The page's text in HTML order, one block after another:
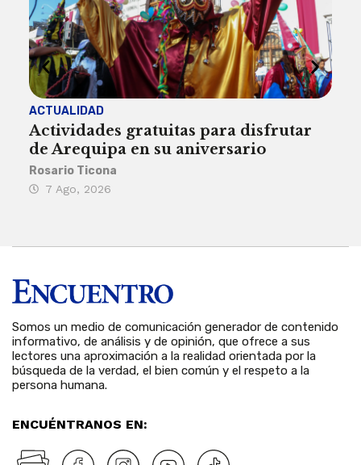
ACTUALIDAD
Actividades gratuitas para disfrutar
de Arequipa en su aniversario
Rosario Ticona
7 Ago, 2026
Somos un medio de comunicación generador de contenido
informativo, de análisis y de opinión, que ofrece a sus
lectores una aproximación a la realidad orientada por la
búsqueda de la verdad, el bien común y el respeto a la
persona humana.
ENCUÉNTRANOS EN: